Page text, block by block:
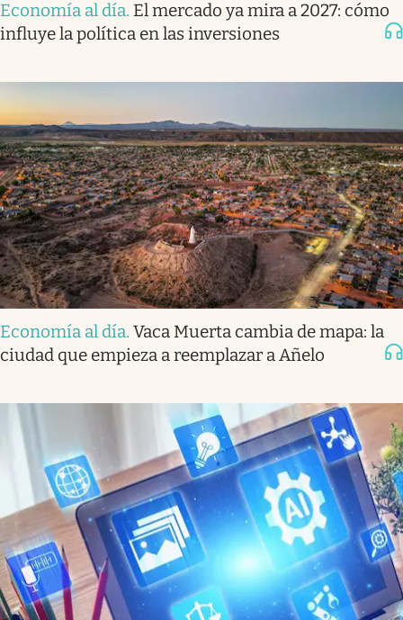
Economía al día. El mercado ya mira a 2027: cómo
influye la política en las inversiones
Economía al día. Vaca Muerta cambia de mapa: la
ciudad que empieza a reemplazar a Añelo